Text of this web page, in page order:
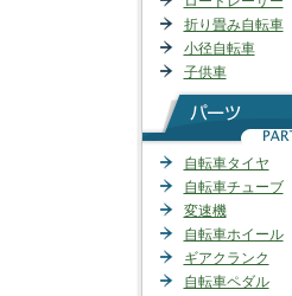
折り畳み自転車
小径自転車
子供車
自転車タイヤ
自転車チューブ
変速機
自転車ホイール
ギアクランク
自転車ペダル